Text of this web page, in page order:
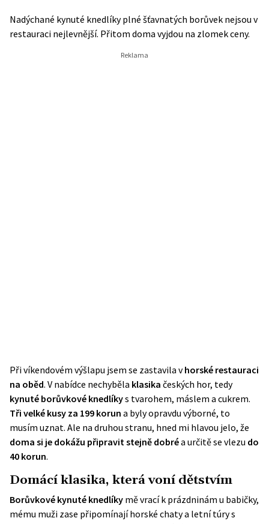
Nadýchané kynuté knedlíky plné šťavnatých borůvek nejsou v
restauraci nejlevnější. Přitom doma vyjdou na zlomek ceny.
Při víkendovém výšlapu jsem se zastavila vhorské restauraci
na oběd. V nabídce nechyběla klasika českých hor, tedy
kynuté borůvkové knedlíkys tvarohem, máslem a cukrem.
Tři velké kusy za 199 korun a byly opravdu výborné, to
musím uznat. Ale na druhou stranu, hned mi hlavou jelo, že
doma si je dokážu připravit stejně dobréa určitě se vlezu do
40 korun.
Domácí klasika, která voní dětstvím
Borůvkové kynuté knedlíky mě vrací k prázdninám u babičky,
mému muži zase připomínají horské chaty a letní túry s